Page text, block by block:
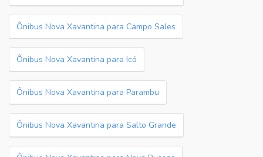
Ônibus Nova Xavantina para Campo Sales
Ônibus Nova Xavantina para Icó
Ônibus Nova Xavantina para Parambu
Ônibus Nova Xavantina para Salto Grande